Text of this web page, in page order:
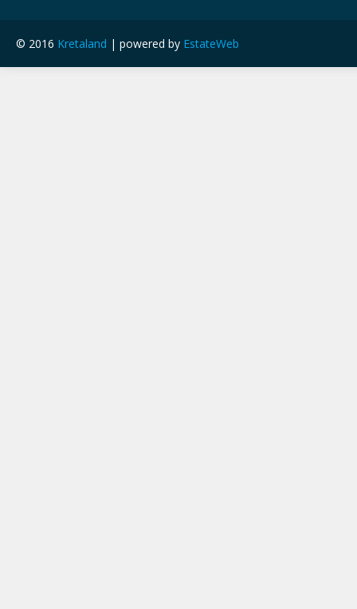
© 2016 Kretaland | powered by EstateWeb